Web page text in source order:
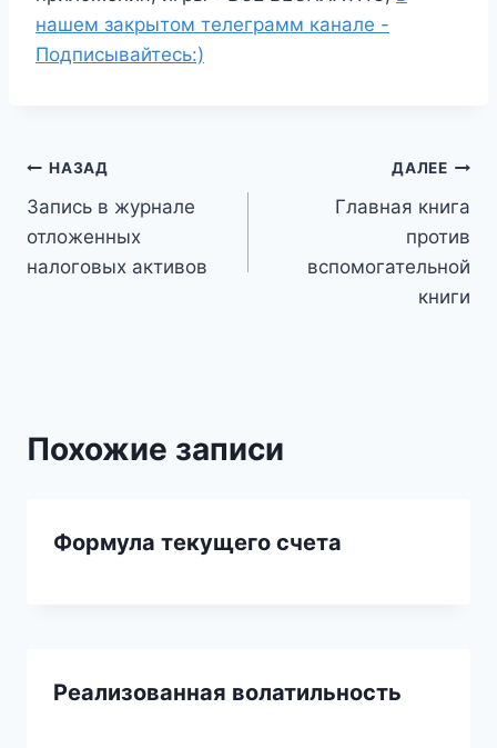
нашем закрытом телеграмм канале -
Подписывайтесь:)
Навигация
по
записям
НАЗАД
Запись в журнале
отложенных
налоговых активов
ДАЛЕЕ
Главная книга
против
вспомогательной
книги
Похожие записи
Формула текущего счета
Реализованная волатильность